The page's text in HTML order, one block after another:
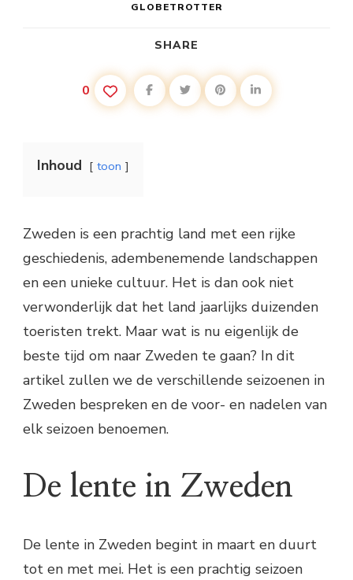
GLOBETROTTER
SHARE
0
Inhoud toon
Zweden is een prachtig land met een rijke
geschiedenis, adembenemende landschappen
en een unieke cultuur. Het is dan ook niet
verwonderlijk dat het land jaarlijks duizenden
toeristen trekt. Maar wat is nu eigenlijk de
beste tijd om naar Zweden te gaan? In dit
artikel zullen we de verschillende seizoenen in
Zweden bespreken en de voor- en nadelen van
elk seizoen benoemen.
De lente in Zweden
De lente in Zweden begint in maart en duurt
tot en met mei. Het is een prachtig seizoen